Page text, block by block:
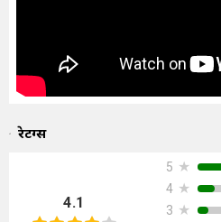
रेटिंग्स
4.1
5 ★
4 ★
3 ★